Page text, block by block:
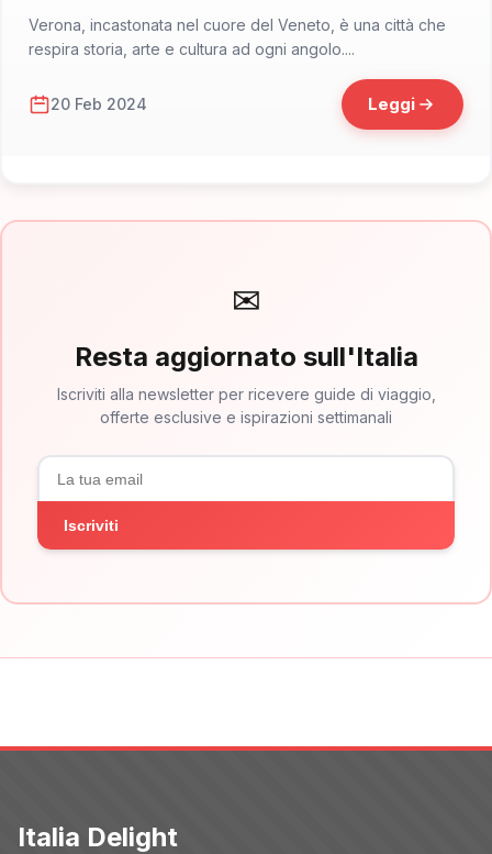
Verona, incastonata nel cuore del Veneto, è una città che
respira storia, arte e cultura ad ogni angolo....
20 Feb 2024 Leggi
✉
Resta aggiornato sull'Italia
Iscriviti alla newsletter per ricevere guide di viaggio,
offerte esclusive e ispirazioni settimanali
Iscriviti
Italia Delight